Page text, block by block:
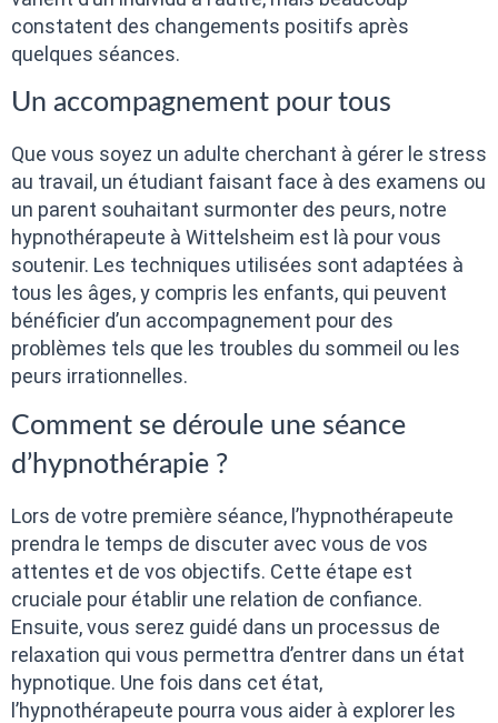
constatent des changements positifs après
quelques séances.
Un accompagnement pour tous
Que vous soyez un adulte cherchant à gérer le stress
au travail, un étudiant faisant face à des examens ou
un parent souhaitant surmonter des peurs, notre
hypnothérapeute à Wittelsheim est là pour vous
soutenir. Les techniques utilisées sont adaptées à
tous les âges, y compris les enfants, qui peuvent
bénéficier d’un accompagnement pour des
problèmes tels que les troubles du sommeil ou les
peurs irrationnelles.
Comment se déroule une séance
d’hypnothérapie ?
Lors de votre première séance, l’hypnothérapeute
prendra le temps de discuter avec vous de vos
attentes et de vos objectifs. Cette étape est
cruciale pour établir une relation de confiance.
Ensuite, vous serez guidé dans un processus de
relaxation qui vous permettra d’entrer dans un état
hypnotique. Une fois dans cet état,
l’hypnothérapeute pourra vous aider à explorer les